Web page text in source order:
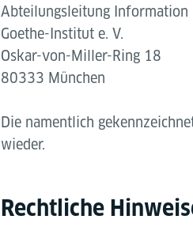
Abteilungsleitung Information
Goethe-Institut e. V.
Oskar-von-Miller-Ring 18
80333 München
Die namentlich
wieder.
Rechtliche